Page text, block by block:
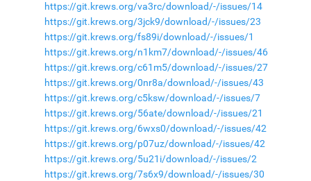
https://git.krews.org/va3rc/download/-/issues/14
https://git.krews.org/3jck9/download/-/issues/23
https://git.krews.org/fs89i/download/-/issues/1
https://git.krews.org/n1km7/download/-/issues/46
https://git.krews.org/c61m5/download/-/issues/27
https://git.krews.org/0nr8a/download/-/issues/43
https://git.krews.org/c5ksw/download/-/issues/7
https://git.krews.org/56ate/download/-/issues/21
https://git.krews.org/6wxs0/download/-/issues/42
https://git.krews.org/p07uz/download/-/issues/42
https://git.krews.org/5u21i/download/-/issues/2
https://git.krews.org/7s6x9/download/-/issues/30